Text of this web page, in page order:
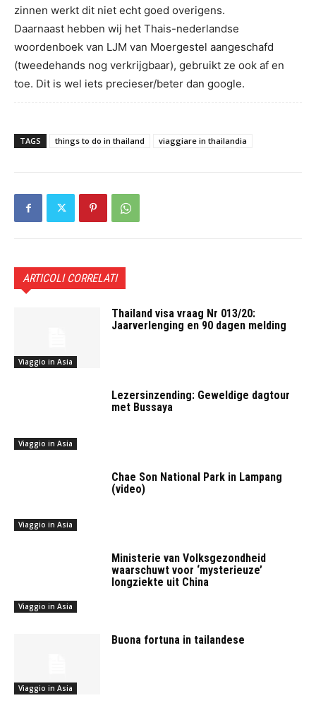
zinnen werkt dit niet echt goed overigens.
Daarnaast hebben wij het Thais-nederlandse
woordenboek van LJM van Moergestel aangeschafd
(tweedehands nog verkrijgbaar), gebruikt ze ook af en
toe. Dit is wel iets precieser/beter dan google.
TAGS things to do in thailand viaggiare in thailandia
ARTICOLI CORRELATI
Viaggio in Asia
Thailand visa vraag Nr 013/20:
Jaarverlenging en 90 dagen melding
Viaggio in Asia
Lezersinzending: Geweldige dagtour
met Bussaya
Viaggio in Asia
Chae Son National Park in Lampang
(video)
Viaggio in Asia
Ministerie van Volksgezondheid
waarschuwt voor ‘mysterieuze’
longziekte uit China
Viaggio in Asia
Buona fortuna in tailandese